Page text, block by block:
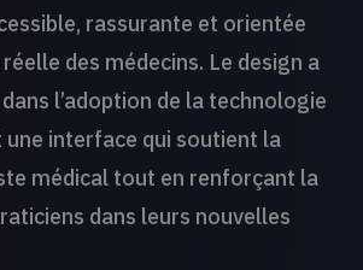
rassurante et orientée
des médecins. Le design a
l’adoption de la technologie
une interface qui soutient la
médical tout en renforçant la
dans leurs nouvelles